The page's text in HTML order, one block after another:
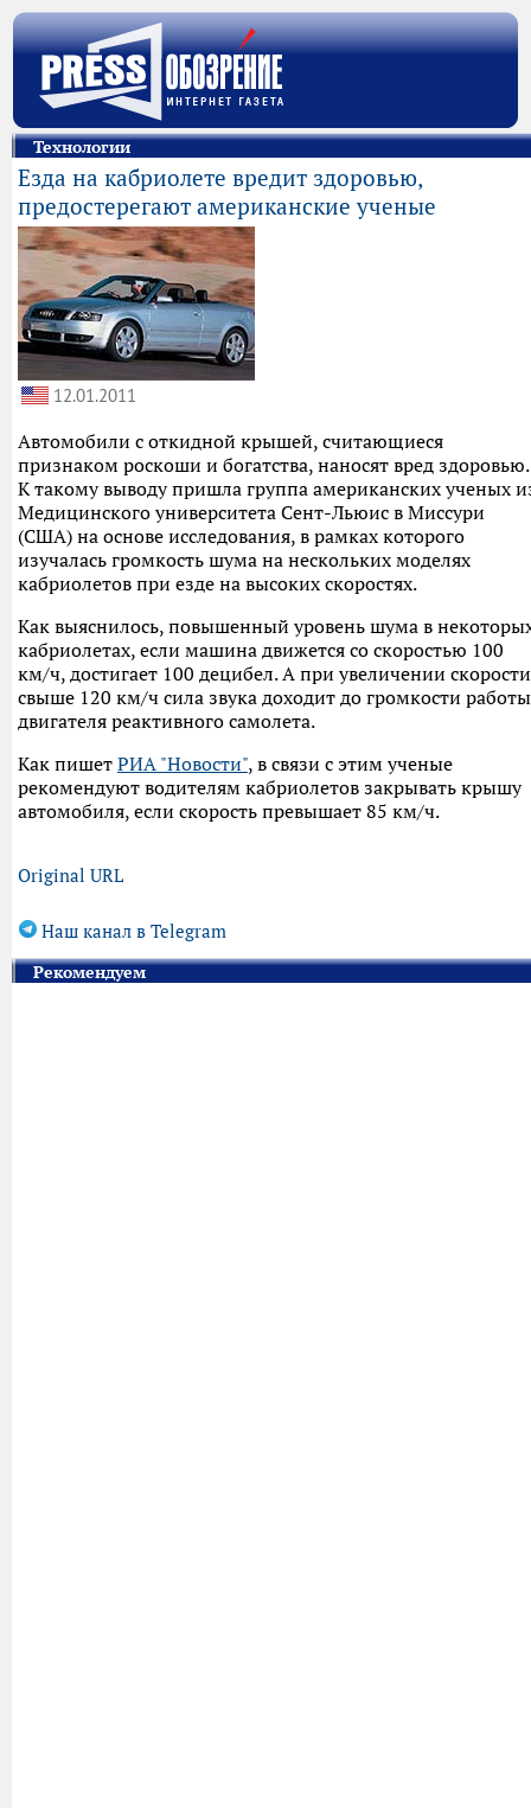
Технологии
Езда на кабриолете вредит здоровью,
предостерегают американские ученые
12.01.2011
Автомобили с откидной крышей, считающиеся
признаком роскоши и богатства, наносят вред здоровью.
К такому выводу пришла группа американских ученых
Медицинского университета Сент-Льюис в Миссури
(США) на основе исследования, в рамках которого
изучалась громкость шума на нескольких моделях
кабриолетов при езде на высоких скоростях.
Как выяснилось, повышенный уровень шума в
кабриолетах, если машина движется со скоростью 100
км/ч, достигает 100 децибел. А при увеличении скорости
свыше 120 км/ч сила звука доходит до громкости работы
двигателя реактивного самолета.
Как пишет РИА "Новости", в связи с этим ученые
рекомендуют водителям кабриолетов закрывать крышу
автомобиля, если скорость превышает 85 км/ч.
Original URL
Наш канал в Telegram
Рекомендуем